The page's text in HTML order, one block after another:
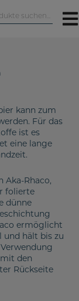
kann zum
Für das
ist es
eine lange
Aka-Rhaco,
folierte
dünne
ermöglicht
und hält bis zu
den
Rückseite